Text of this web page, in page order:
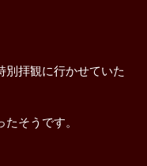
拝観に行かせていた
そうです。